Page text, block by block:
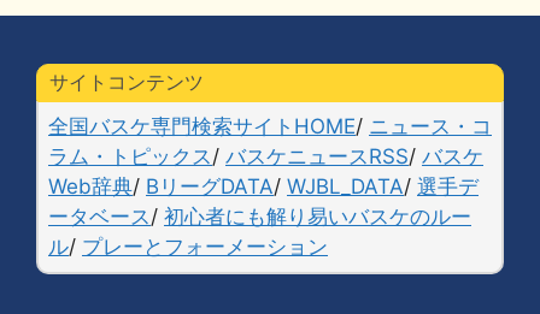
サイトコンテンツ
全国バスケ専門検索サイトHOME/ ニュース・コ
ラム・トピックス / バスケニュースRSS/ バスケ
Web辞典/ BリーグDATA/ WJBL_DATA/ 選手デ
ータベース / 初心者にも解り易いバスケのルー
ル/ プレーとフォーメーション